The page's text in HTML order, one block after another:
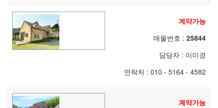
계약가능
매물번호 : 25844
담당자 : 이미경
연락처 : 010 - 5164 - 4582
계약가능